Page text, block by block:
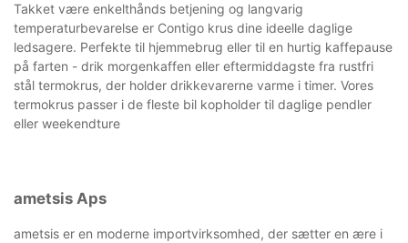
Takket være enkelthånds betjening og langvarig
temperaturbevarelse er Contigo krus dine ideelle daglige
ledsagere. Perfekte til hjemmebrug eller til en hurtig kaffepause
på farten - drik morgenkaffen eller eftermiddagste fra rustfri
stål termokrus, der holder drikkevarerne varme i timer. Vores
termokrus passer i de fleste bil kopholder til daglige pendler
eller weekendture
ametsis Aps
ametsis er en moderne importvirksomhed, der sætter en ære i